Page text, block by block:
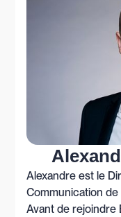
Alexandre est le
Communication
Avant de rejoindre